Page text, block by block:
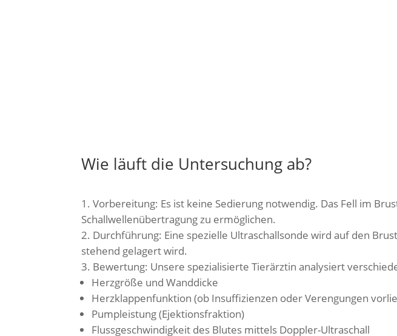
Wie läuft die Untersuchung ab?
Vorbereitung: Es ist keine Sedierung notwendig. Das Fell im
Schallwellenübertragung zu ermöglichen.
Durchführung: Eine spezielle Ultraschallsonde wird auf den
stehend gelagert wird.
Bewertung: Unsere spezialisierte Tierärztin analysiert
Herzgröße und Wanddicke
Herzklappenfunktion (ob Insuffizienzen oder Verengungen
Pumpleistung (Ejektionsfraktion)
Flussgeschwindigkeit des Blutes mittels Doppler-Ultraschall